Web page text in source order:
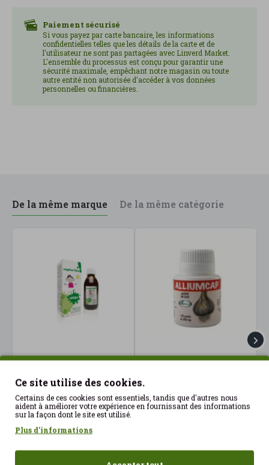
Paiement sécurisé
Si vous payez par carte bancaire, les informations
confidentielles telles que les détails de la carte et de
l'utilisateur ne sont pas partagées avec Linverd Market.
L'ensemble du processus est conçu pour garantir une
sécurité maximale, empêchant notre magasin ou toute
autre entité non autorisée d'accéder à vos données
personnelles ou financières.
Mode d'emploi : Prendre 1 capsule toutes les
12 heures.
Boîte de 30 capsules.
De la même marque De la même catégorie
A Respirar bien niños
Soria Natural
15.90€
Allium 150 gélules Soria
13.96€
Ce site utilise des cookies.
Certains de ces cookies sont essentiels, tandis que d'autres nous
aident à améliorer votre expérience en fournissant des informations
sur la façon dont le site est utilisé.
Plus d'informations